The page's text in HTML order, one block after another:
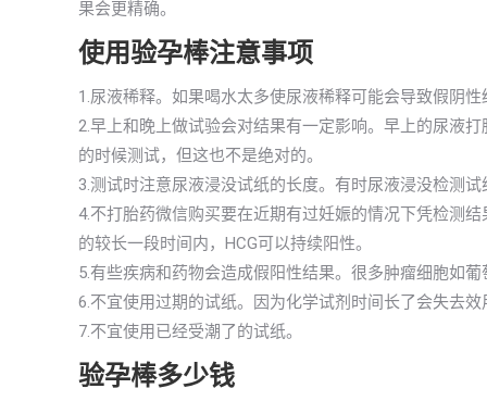
果会更精确。
使用验孕棒注意事项
1.尿液稀释。如果喝水太多使尿液稀释可能会导致假阴性
2.早上和晚上做试验会对结果有一定影响。早上的尿液
的时候测试，但这也不是绝对的。
3.测试时注意尿液浸没试纸的长度。有时尿液浸没检测
4.不打胎药微信购买要在近期有过妊娠的情况下凭检测
的较长一段时间内，HCG可以持续阳性。
5.有些疾病和药物会造成假阳性结果。很多肿瘤细胞如
6.不宜使用过期的试纸。因为化学试剂时间长了会失去
7.不宜使用已经受潮了的试纸。
验孕棒多少钱